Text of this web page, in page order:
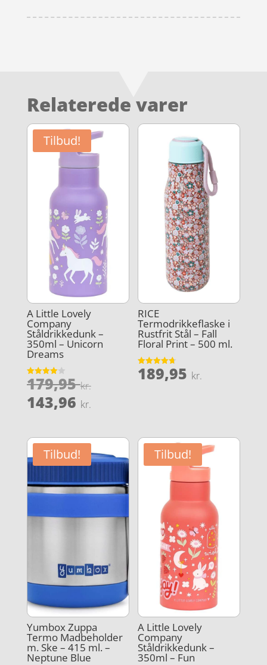
Relaterede varer
Tilbud!
A Little Lovely
Company
Ståldrikkedunk –
350ml – Unicorn
Dreams
Vurderet
179,95kr.Den
pris
179,95 kr..
143,96 kr.
pris
er:
143,96 kr..
RICE
Termodrikkeflaske i
Rustfrit Stål – Fall
Floral Print – 500 ml.
Vurderet
4.7
189,95 kr.
Tilbud!
Yumbox Zuppa
Termo Madbeholder
m. Ske – 415 ml. –
Neptune Blue
Tilbud!
A Little Lovely
Company
Ståldrikkedunk –
350ml – Fun